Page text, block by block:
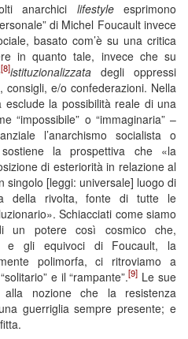
anarchici lifestyleesprimono
di Michel Foucault invece
basato com’è su una critica
in quanto tale, invece che su
[8]istituzionalizzata degli oppressi
consigli, e/o confederazioni. Nella
la possibilità reale di una
“impossibile” o “immaginaria” –
l’anarchismo socialista o
la prospettiva che «la
di esteriorità in relazione al
singolo [leggi: universale] luogo di
della rivolta, fonte di tutte le
Schiacciati come siamo
un potere così cosmico che,
e gli equivoci di Foucault, la
polimorfa, ci ritroviamo a
e il “rampante”.[9] Le sue
alla nozione che la resistenza
guerriglia sempre presente; e